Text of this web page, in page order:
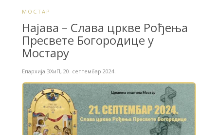
МОСТАР
Најава – Слава цркве Рођења
Пресвете Богородице у
Мостару
Епархија ЗХиП, 20. септембар 2024.